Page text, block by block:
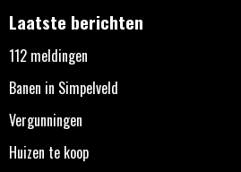
Laatste berichten
112 meldingen
Banen in Simpelveld
Vergunningen
Huizen te koop